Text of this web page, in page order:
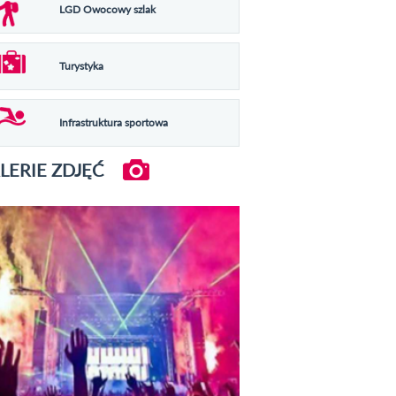
LGD Owocowy szlak
Turystyka
Infrastruktura sportowa
ZDJĘĆ